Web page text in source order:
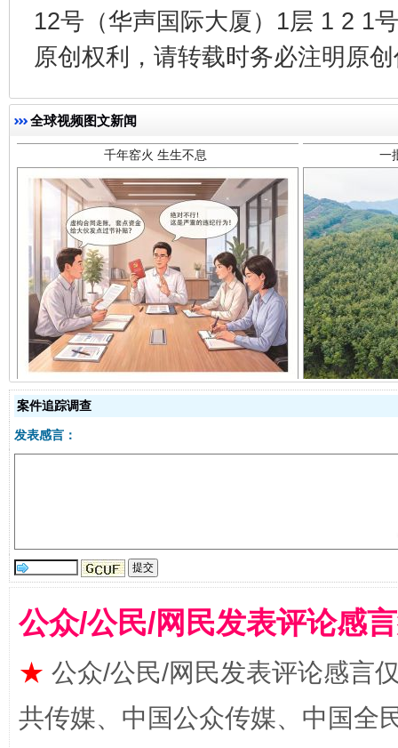
12号（华声国际大厦）1层 1 2 1
原创权利，请转载时务必注明原
全球视频图文新闻
千年窑火 生生不息 一
揭开“小金库”的免责幌子
案件追踪调查
发表感言：
公众/公民/网民发表评论感
★ 公众/公民/网民发表评论感言
共传媒、中国公众传媒、中国全